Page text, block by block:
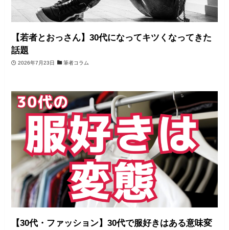
【若者とおっさん】30代になってキツくなってきた
話題
2026年7月23日 筆者コラム
【30代・ファッション】30代で服好きはある意味変